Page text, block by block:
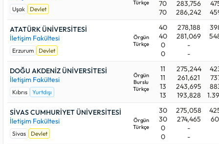
Uşak Devlet
Türkçe
70
70
283,756
286,242
ATATÜRK ÜNİVERSİTESİ
İletişim Fakültesi
Erzurum Devlet
Örgün
Türkçe
40
40
0
0
278,188
281,069
-
-
DOĞU AKDENİZ ÜNİVERSİTESİ
İletişim Fakültesi
Kıbrıs Yurtdışı
Örgün
Burslu
Türkçe
11
11
13
13
275,244
261,621
243,695
193,828
SİVAS CUMHURİYET ÜNİVERSİTESİ
İletişim Fakültesi
Sivas Devlet
Örgün
Türkçe
30
30
0
0
275,058
274,465
-
-